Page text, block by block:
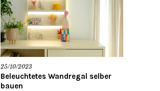
25/10/2023
Beleuchtetes Wandregal selber
bauen